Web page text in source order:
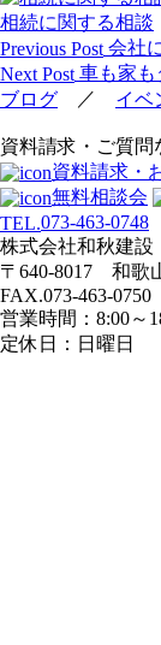
相続に関する相談
投
稿
ナ
ゲ
ー
シ
ョ
ン
Previous Post 会社
Next Post 車も家も
ブログ ／ イベ
資料請求・ご質問
資料請求・
無料相談会
TEL.073-463-0748
株式会社和秋建設
〒640-8017 和歌
FAX.073-463-0750
営業時間：8:00～
定休日：日曜日